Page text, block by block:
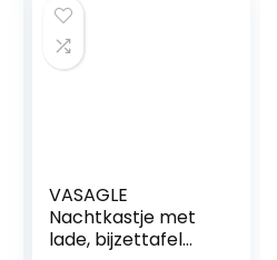
VASAGLE
Nachtkastje met
lade, bijzettafel